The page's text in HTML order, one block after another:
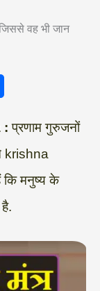
वह भी जान
:प्रणाम गुरुजनों
krishna
कि मनुष्य के